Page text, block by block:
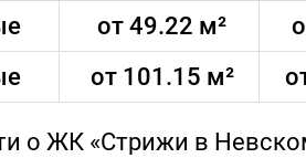
от 49.22 м²
от 101.15 м²
о ЖК «Стрижи в